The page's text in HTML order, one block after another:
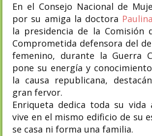
En el Consejo Nacional de
por su amiga la doctora
la presidencia de la Comisión
Comprometida defensora del
femenino, durante la Guerra
pone su energía y
la causa republicana,
gran fervor.
Enriqueta dedica toda su vida
vive en el mismo edificio de su
se casa ni forma una familia.